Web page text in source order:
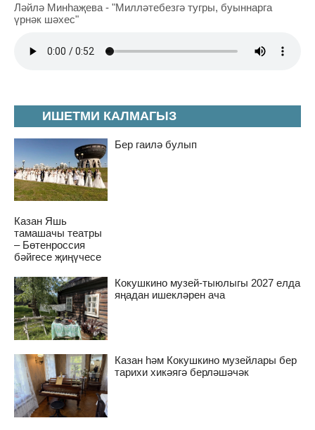
ИШЕТМИ КАЛМАГЫЗ
Бер гаилә булып
Казан Яшь
тамашачы театры
– Бөтенроссия
бәйгесе җиңүчесе
Кокушкино музей-тыюлыгы 2027 елда
яңадан ишекләрен ача
Казан һәм Кокушкино музейлары бер
тарихи хикәягә берләшәчәк
Ләйлә Минһаҗева - "Милләтебезгә тугры, буыннарга
үрнәк шәхес"